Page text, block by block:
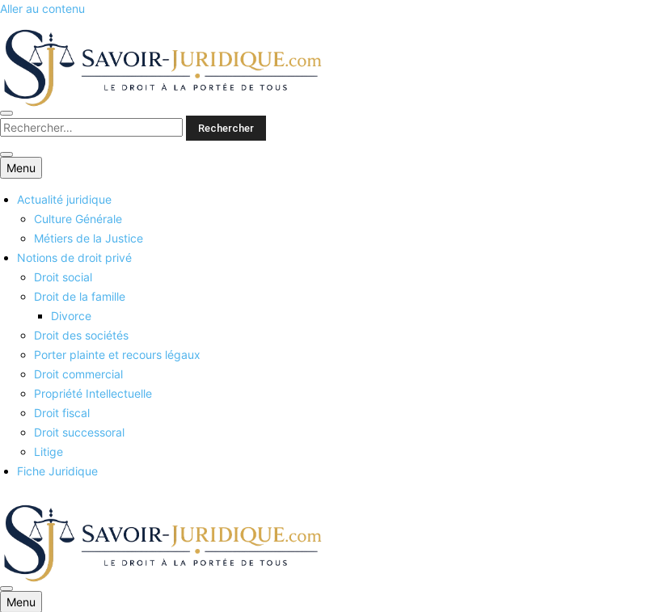
Aller au contenu
Savoirs juridiques
Menu
Actualité juridique
Culture Générale
Métiers de la Justice
Notions de droit privé
Droit social
Droit de la famille
Divorce
Droit des sociétés
Porter plainte et recours légaux
Droit commercial
Propriété Intellectuelle
Droit fiscal
Droit successoral
Litige
Fiche Juridique
Menu